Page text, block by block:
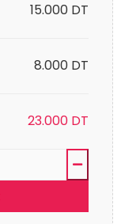
15.000 DT
8.000 DT
23.000 DT